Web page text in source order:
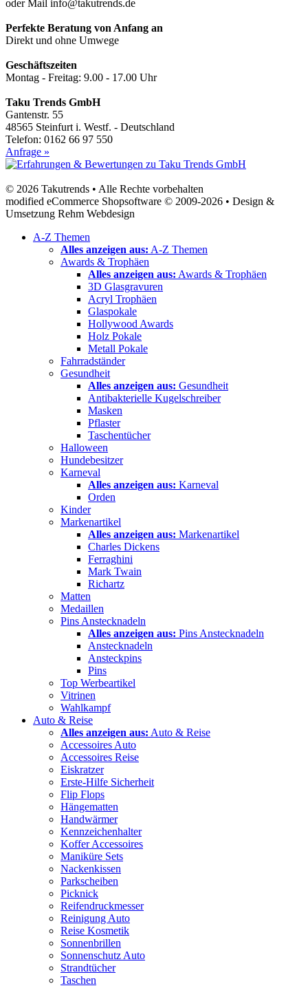
oder Mail info@takutrends.de
Perfekte Beratung von Anfang an
Direkt und ohne Umwege
Geschäftszeiten
Montag - Freitag: 9.00 - 17.00 Uhr
Taku Trends GmbH
Gantenstr. 55
48565 Steinfurt i. Westf. - Deutschland
Telefon: 0162 66 97 550
Anfrage »
© 2026 Takutrends • Alle Rechte vorbehalten
modified eCommerce Shopsoftware © 2009-2026 • Design &
Umsetzung Rehm Webdesign
A-Z Themen
Alles anzeigen aus: A-Z Themen
Awards & Trophäen
Alles anzeigen aus: Awards & Trophäen
3D Glasgravuren
Acryl Trophäen
Glaspokale
Hollywood Awards
Holz Pokale
Metall Pokale
Fahrradständer
Gesundheit
Alles anzeigen aus: Gesundheit
Antibakterielle Kugelschreiber
Masken
Pflaster
Taschentücher
Halloween
Hundebesitzer
Karneval
Alles anzeigen aus: Karneval
Orden
Kinder
Markenartikel
Alles anzeigen aus: Markenartikel
Charles Dickens
Ferraghini
Mark Twain
Richartz
Matten
Medaillen
Pins Anstecknadeln
Alles anzeigen aus: Pins Anstecknadeln
Anstecknadeln
Ansteckpins
Pins
Top Werbeartikel
Vitrinen
Wahlkampf
Auto & Reise
Alles anzeigen aus: Auto & Reise
Accessoires Auto
Accessoires Reise
Eiskratzer
Erste-Hilfe Sicherheit
Flip Flops
Hängematten
Handwärmer
Kennzeichenhalter
Koffer Accessoires
Maniküre Sets
Nackenkissen
Parkscheiben
Picknick
Reifendruckmesser
Reinigung Auto
Reise Kosmetik
Sonnenbrillen
Sonnenschutz Auto
Strandtücher
Taschen